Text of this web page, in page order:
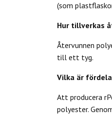
(som
Hur tillverkas
Återvunnen
till ett tyg.
Vilka är
Att producera
polyester.